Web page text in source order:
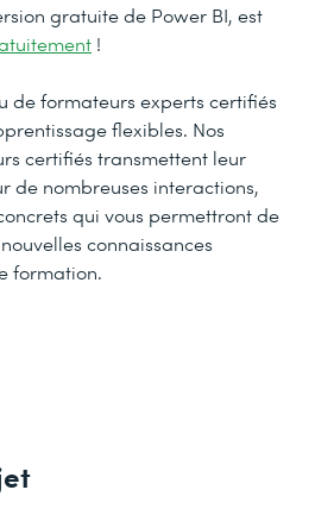
gratuite de Power BI, est
!
de formateurs experts certifiés
flexibles. Nos
certifiés transmettent leur
de nombreuses interactions,
qui vous permettront de
connaissances
formation.